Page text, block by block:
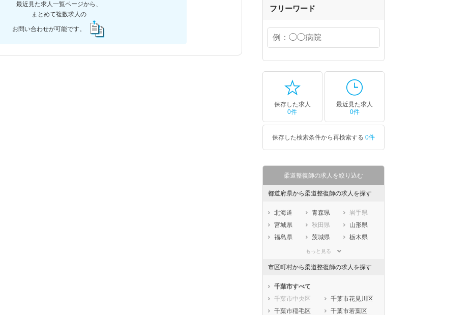
最近見た求人一覧ページから、
まとめて複数求人の
お問い合わせが可能です。
フリーワード
保存した求人
0件
最近見た求人
0件
保存した検索条件から再検索する 0件
柔道整復師の求人を絞り込む
都道府県から柔道整復師の求人を探す
北海道 青森県
岩手県
宮城県
秋田県
山形県
福島県
茨城県
栃木県
埼玉県
石川県
静岡県
愛知県
三重県
滋賀県
京都府
大阪府
もっと見る
市区町村から柔道整復師の求人を探す
千葉市すべて
千葉市中央区
千葉市花見川区
千葉市稲毛区
千葉市若葉区